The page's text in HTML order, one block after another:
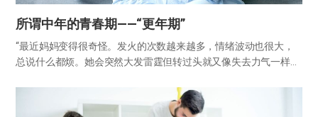
所谓中年的青春期——“更年期”
“最近妈妈变得很奇怪。发火的次数越来越多，情绪波动也很大，
总说什么都烦。她会突然大发雷霆但转过头就又像失去力气一样躺
女。连作为当事人的妈妈，每次照镜子时，都觉得自己像上了年纪